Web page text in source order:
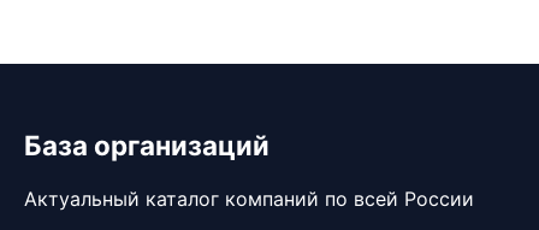
База организаций
Актуальный каталог компаний по всей России